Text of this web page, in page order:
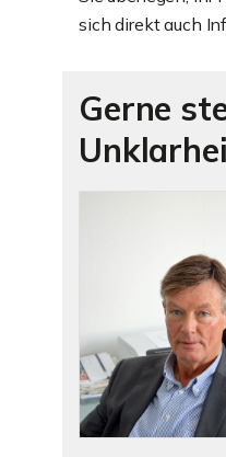
sich direkt auch
Gerne